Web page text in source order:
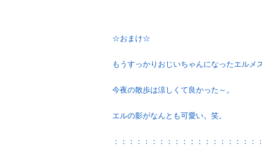
☆おまけ☆
もうすっかりおじいちゃんになったエルメス
今夜の散歩は涼しくて良かった～。
エルの影がなんとも可愛い。笑。
：：：：：：：：：：：：：：：：：：：